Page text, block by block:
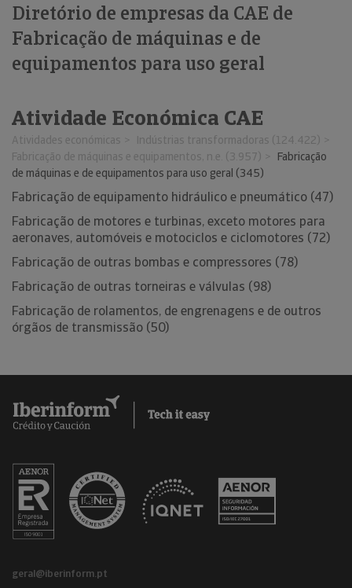
Diretório de empresas da CAE de
Fabricação de máquinas e de
equipamentos para uso geral
Atividade Económica CAE
Atividades económicas
Indústrias transformadoras (124.422)
Fabricação de máquinas e equipamentos, n.e. (3.957)
Fabricação
de máquinas e de equipamentos para uso geral (345)
Fabricação de equipamento hidráulico e pneumático (47)
Fabricação de motores e turbinas, exceto motores para
aeronaves, automóveis e motociclos e ciclomotores (72)
Fabricação de outras bombas e compressores (78)
Fabricação de outras torneiras e válvulas (98)
Fabricação de rolamentos, de engrenagens e de outros
órgãos de transmissão (50)
geral@iberinform.pt